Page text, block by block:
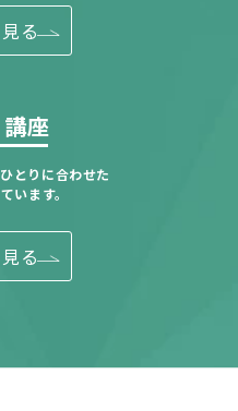
る
座
とりに合わせた
います。
る